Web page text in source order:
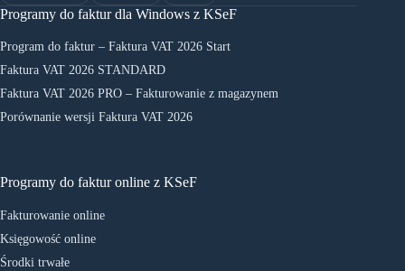
Programy do faktur dla Windows z KSeF
Program do faktur – Faktura VAT 2026 Start
Faktura VAT 2026 STANDARD
Faktura VAT 2026 PRO – Fakturowanie z magazynem
Porównanie wersji Faktura VAT 2026
Programy do faktur online z KSeF
Fakturowanie online
Księgowość online
Środki trwałe